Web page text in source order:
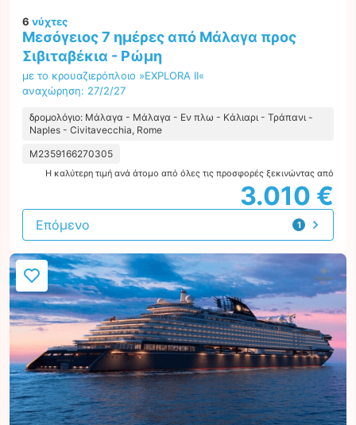
6 νύχτες
Μεσόγειος 7 ημέρες από Μάλαγα προς
Σιβιταβέκια - Ρώμη
με το κρουαζιερόπλοιο »EXPLORA II«
αναχώρηση: 27/2/27
δρομολόγιο: Μάλαγα - Μάλαγα - Εν πλω - Κάλιαρι - Τράπανι -
Naples - Civitavecchia, Rome
M2359166270305
Η καλύτερη τιμή ανά άτομο από όλες τις προσφορές ξεκινώντας από
3.010 €
1
προσφορά
Επόμενο